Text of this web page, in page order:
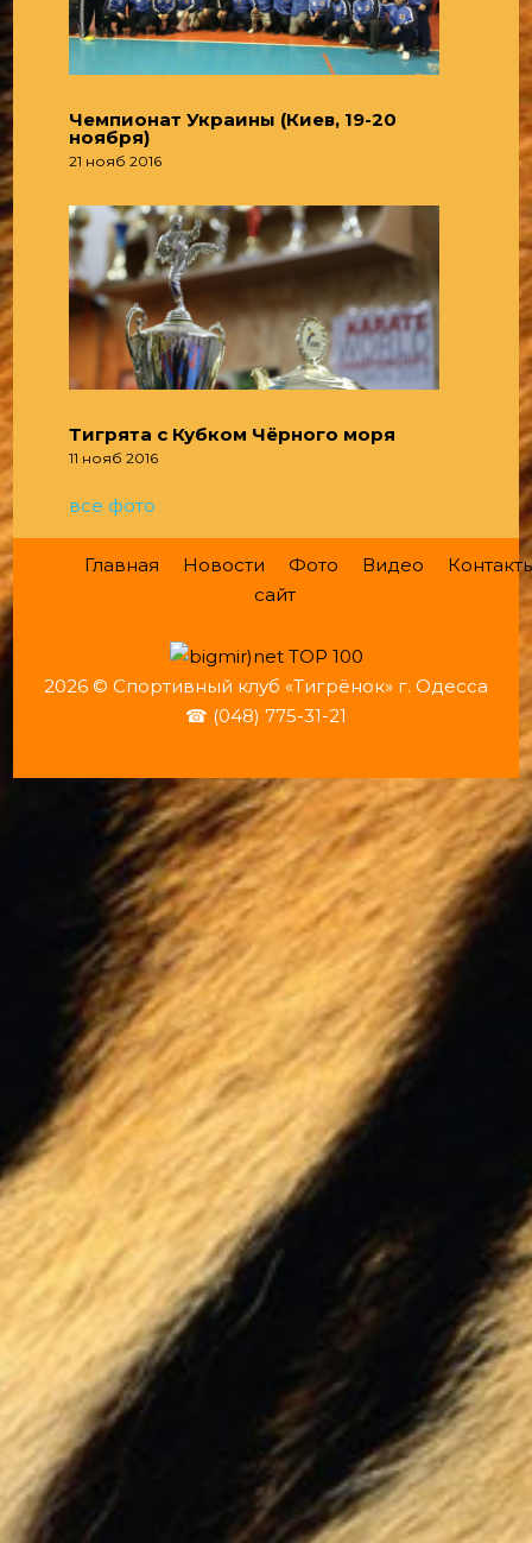
Чемпионат Украины (Киев, 19-20
ноября)
21 нояб 2016
Тигрята с Кубком Чёрного моря
11 нояб 2016
все фото
Главная Новости Фото Видео
сайт
2026 © Спортивный клуб «Тигрёнок» г. Одесса
☎ (048) 775-31-21